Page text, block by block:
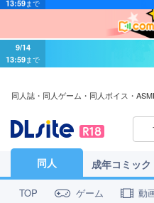
9/14
13:59まで
同人誌・同人ゲーム・同人ボイス・
同人 成年コミック
TOP ゲーム 動